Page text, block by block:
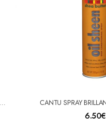
Bigen Hair Colour – Coloration Pour Cheveux
6.50€